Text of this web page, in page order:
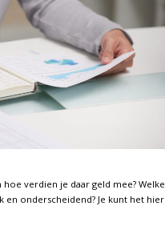
verdien je daar geld mee? Welke
onderscheidend? Je kunt het hier